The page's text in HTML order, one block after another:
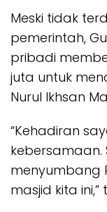
Meski tidak
pemerintah,
pribadi
juta untuk
Nurul Ikhsan
“Kehadiran
menyumbang
masjid kita